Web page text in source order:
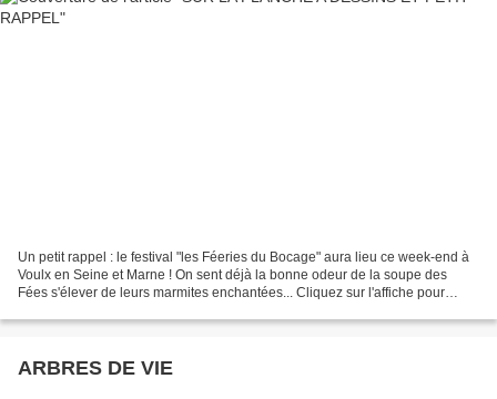
Un petit rappel : le festival "les Féeries du Bocage" aura lieu ce week-end à
Voulx en Seine et Marne ! On sent déjà la bonne odeur de la soupe des
Fées s'élever de leurs marmites enchantées... Cliquez sur l'affiche pour
ARBRES DE VIE